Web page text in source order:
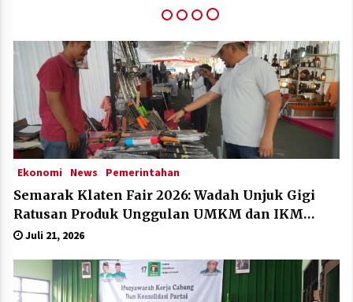
IGA Award 2025
Ekonomi News Pemerintahan
Semarak Klaten Fair 2026: Wadah Unjuk Gigi
Ratusan Produk Unggulan UMKM dan IKM
Lokal
Juli 21, 2026